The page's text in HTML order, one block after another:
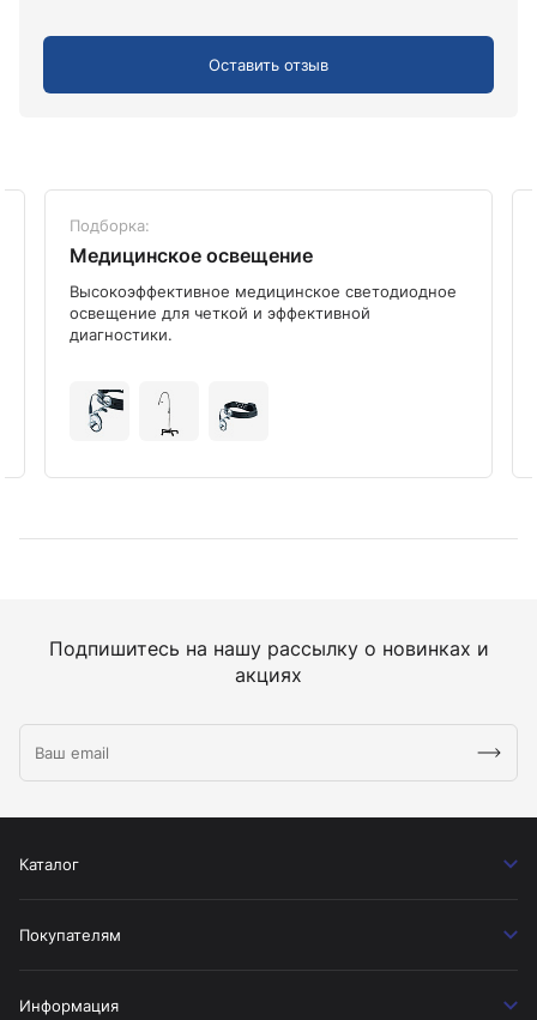
Оставить отзыв
Подборка:
Медицинское освещение
Высокоэффективное медицинское светодиодное
освещение для четкой и эффективной
диагностики.
Подпишитесь на нашу рассылку о новинках и
акциях
Каталог
Покупателям
Информация